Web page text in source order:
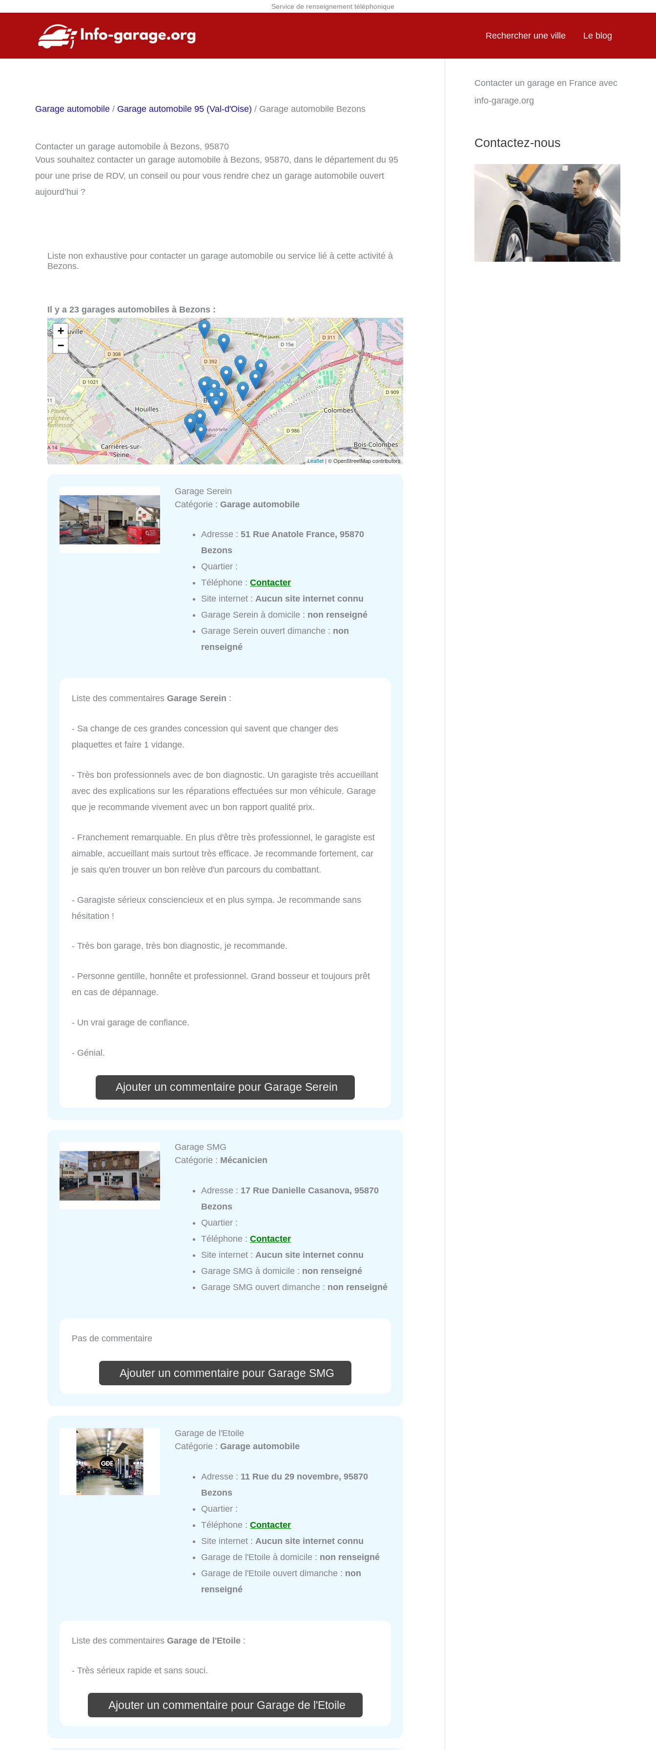
Service de renseignement téléphonique
Rechercher une ville Le blog
Garage automobile / Garage automobile 95 (Val-d'Oise) / Garage automobile Bezons
Contacter un garage automobile à Bezons, 95870
Vous souhaitez contacter un garage automobile à Bezons, 95870, dans le département du 95
pour une prise de RDV, un conseil ou pour vous rendre chez un garage automobile ouvert
aujourd’hui ?
Liste non exhaustive pour contacter un garage automobile ou service lié à cette activité à
Bezons.
Il y a 23 garages automobiles à Bezons :
+
−
Leaflet | © OpenStreetMap contributors
Garage Serein
Catégorie :Garage automobile
Adresse :51 Rue Anatole France, 95870
Bezons
Quartier :
Téléphone :Contacter
Site internet :Aucun site internet connu
Garage Serein à domicile : non renseigné
Garage Serein ouvert dimanche : non
renseigné
Liste des commentaires Garage Serein :
- Sa change de ces grandes concession qui savent que changer des
plaquettes et faire 1 vidange.
- Très bon professionnels avec de bon diagnostic. Un garagiste très accueillant
avec des explications sur les réparations effectuées sur mon véhicule. Garage
que je recommande vivement avec un bon rapport qualité prix.
- Franchement remarquable. En plus d'être très professionnel, le garagiste est
aimable, accueillant mais surtout très efficace. Je recommande fortement, car
je sais qu'en trouver un bon relève d'un parcours du combattant.
- Garagiste sérieux consciencieux et en plus sympa. Je recommande sans
hésitation !
- Très bon garage, très bon diagnostic, je recommande.
- Personne gentille, honnête et professionnel. Grand bosseur et toujours prêt
en cas de dépannage.
- Un vrai garage de confiance.
- Génial.
Ajouter un commentaire pour Garage Serein
Garage SMG
Catégorie : Mécanicien
Adresse : 17 Rue Danielle Casanova, 95870
Bezons
Quartier :
Téléphone :Contacter
Site internet :Aucun site internet connu
Garage SMG à domicile : non renseigné
Garage SMG ouvert dimanche : non renseigné
Pas de commentaire
Ajouter un commentaire pour Garage SMG
Garage de l'Etoile
Catégorie :Garage automobile
Adresse : 11 Rue du 29 novembre, 95870
Bezons
Quartier :
Téléphone :Contacter
Site internet : Aucun site internet connu
Garage de l'Etoile à domicile : non renseigné
Garage de l'Etoile ouvert dimanche : non
renseigné
Liste des commentaires Garage de l'Etoile :
- Très sérieux rapide et sans souci.
Ajouter un commentaire pour Garage de l'Etoile
Contacter un garage en France avec
info-garage.org
Contactez-nous